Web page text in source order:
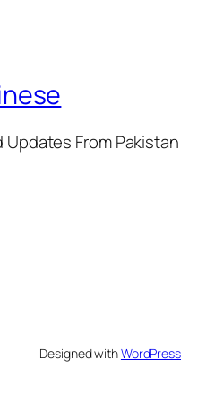
From Pakistan
Designed withWordPress